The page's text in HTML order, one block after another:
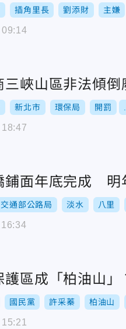
插角里長 劉添財 主嫌
三峽山區非法傾
新北市 環保局 開罰
鋪面年底完成 明
交通部公路局 淡水 八里
護區成「柏油山
國民黨 許采蓁 柏油山